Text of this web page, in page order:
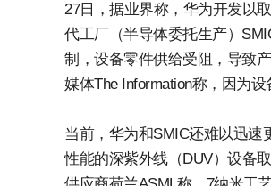
27日，据业界称，华为开发以
代工厂（半导体委托生产）
制，设备零件供给受阻，导致
媒体The Information称，因为
当前，华为和SMIC还难以迅
性能的深紫外线（DUV）设备